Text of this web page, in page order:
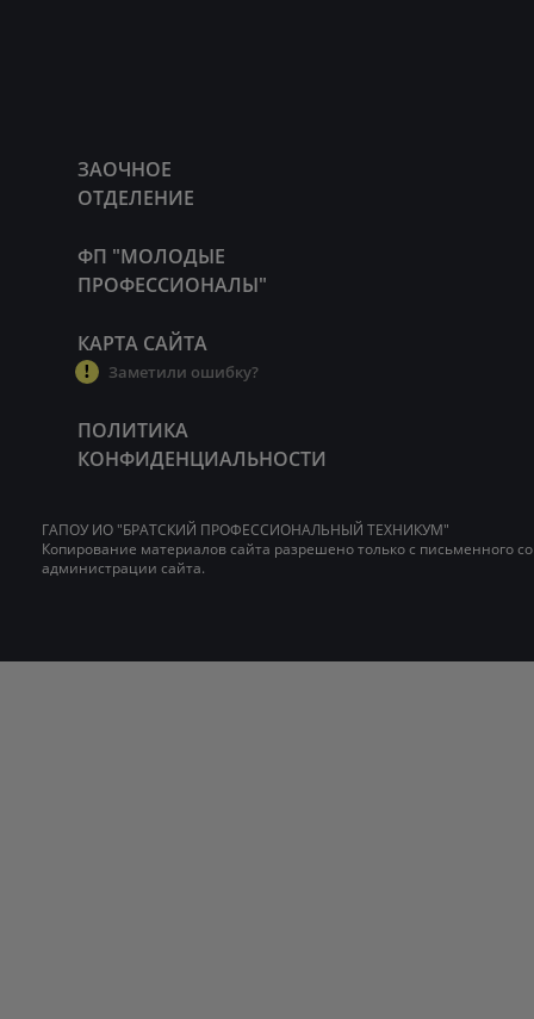
ЗАОЧНОЕ
ОТДЕЛЕНИЕ
ФП "МОЛОДЫЕ
ПРОФЕССИОНАЛЫ"
КАРТА САЙТА
Заметили ошибку?
ПОЛИТИКА
КОНФИДЕНЦИАЛЬНОСТИ
ГАПОУ ИО "БРАТСКИЙ ПРОФЕССИОНАЛЬНЫЙ ТЕХНИКУМ"
Копирование материалов сайта разрешено только с письменного
администрации сайта.